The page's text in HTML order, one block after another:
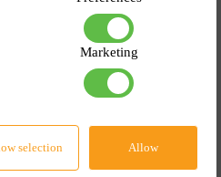
Marketing
selection Allow